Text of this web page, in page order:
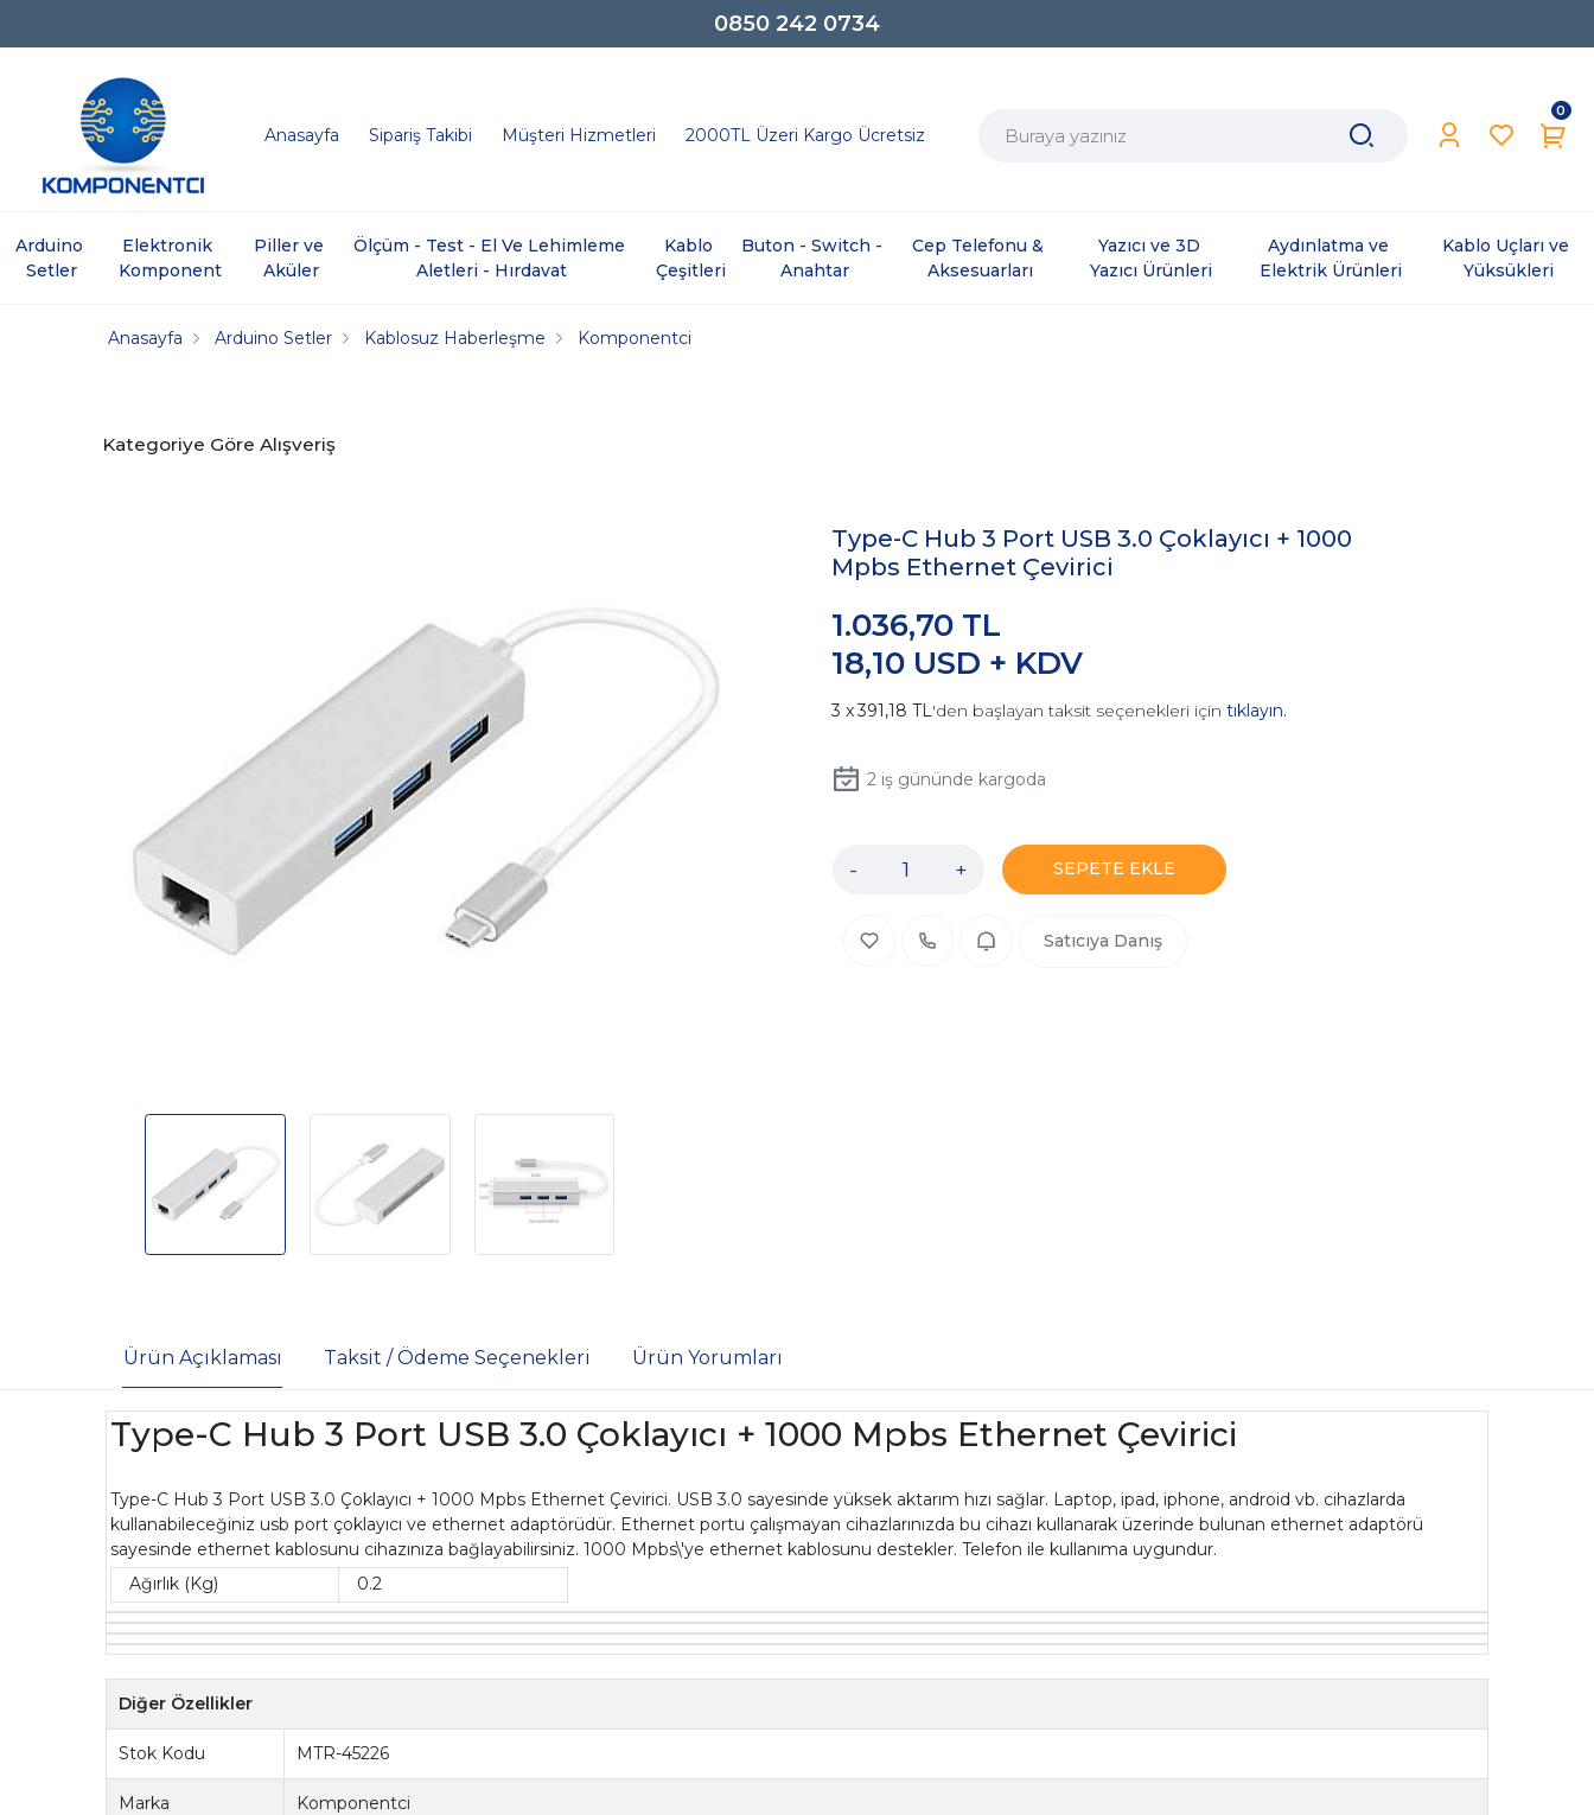
0850 242 0734
Anasayfa Sipariş Takibi Müşteri Hizmetleri 2000TL Üzeri Kargo Ücretsiz
0
Arduino
Setler
Elektronik
Komponent
Piller ve
Aküler
Ölçüm - Test - El Ve Lehimleme
Aletleri - Hırdavat
Kablo
Çeşitleri
Buton - Switch -
Anahtar
Cep Telefonu &
Aksesuarları
Yazıcı ve 3D
Yazıcı Ürünleri
Aydınlatma ve
Elektrik Ürünleri
Kablo Uçları ve
Yüksükleri
Anasayfa Arduino Setler Kablosuz Haberleşme Komponentci
Kategoriye Göre Alışveriş
Type-C Hub 3 Port USB 3.0 Çoklayıcı + 1000
Mpbs Ethernet Çevirici
18,10 USD + KDV
1.036,70 TL
391,18 TL'den başlayan taksit seçenekleri için tıklayın.
2iş gününde kargoda
- + SEPETE EKLE
Satıcıya Danış
Ürün Açıklaması Taksit / Ödeme Seçenekleri Ürün Yorumları
Type-C Hub 3 Port USB 3.0 Çoklayıcı + 1000 Mpbs Ethernet Çevirici
Type-C Hub 3 Port USB 3.0 Çoklayıcı + 1000 Mpbs Ethernet Çevirici. USB 3.0 sayesinde yüksek aktarım hızı sağlar. Laptop, ipad, iphone, android vb. cihazlarda
kullanabileceğiniz usb port çoklayıcı ve ethernet adaptörüdür. Ethernet portu çalışmayan cihazlarınızda bu cihazı kullanarak üzerinde bulunan ethernet adaptörü
sayesinde ethernet kablosunu cihazınıza bağlayabilirsiniz. 1000 Mpbs\'ye ethernet kablosunu destekler. Telefon ile kullanıma uygundur.
Ağırlık (Kg)
0.2
Diğer Özellikler
Stok Kodu MTR-45226
Marka Komponentci